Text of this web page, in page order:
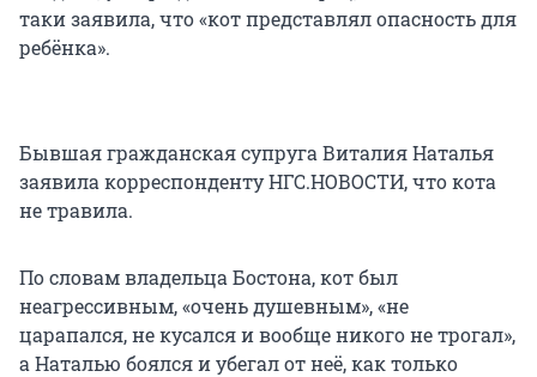
таки заявила, что «кот представлял опасность для
ребёнка».
Бывшая гражданская супруга Виталия Наталья
заявила корреспонденту НГС.НОВОСТИ, что кота
не травила.
По словам владельца Бостона, кот был
неагрессивным, «очень душевным», «не
царапался, не кусался и вообще никого не трогал»,
а Наталью боялся и убегал от неё, как только